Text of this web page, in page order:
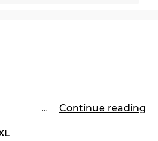
... Continue reading